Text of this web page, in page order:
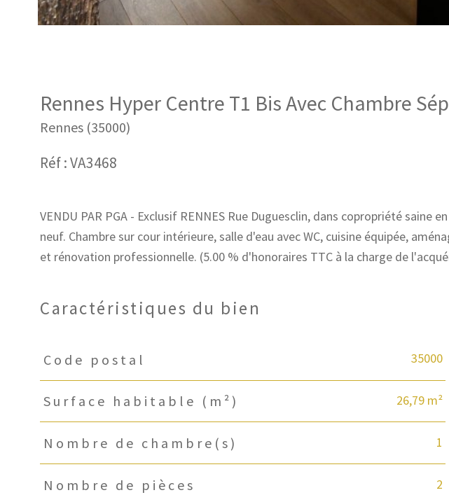
Rennes Hyper Centre T1 Bis Avec Chambre
Rennes (35000)
Réf : VA3468
VENDU PAR PGA - Exclusif RENNES Rue Duguesclin, dans copropriété saine
neuf. Chambre sur cour intérieure, salle d'eau avec WC, cuisine équipée,
Caractéristiques du bien
Caractéristiques Valeurs
Code postal 35000
Surface habitable (m²) 26,79 m²
Nombre de chambre(s) 1
Nombre de pièces 2